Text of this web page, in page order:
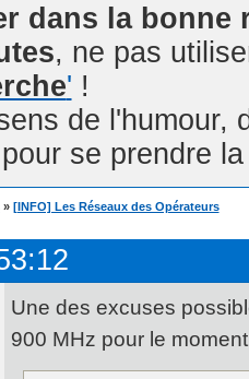
dans la bonne
, ne pas
' !
de l'humour,
se prendre
» [INFO] Les Réseaux des Opérateurs
Une des excuses
900 MHz pour le